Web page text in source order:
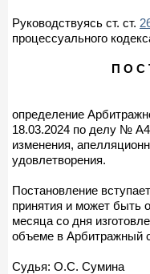
Руководствуясь ст. ст.
процессуального
П О С
определение
18.03.2024 по делу №
изменения,
удовлетворения.
Постановление
принятия и может быть
месяца со дня
объеме в Арбитражный
Судья: О.С. Сумина